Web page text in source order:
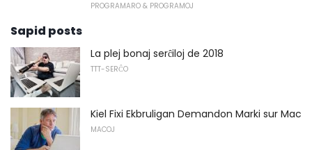
PROGRAMARO & PROGRAMOJ
Sapid posts
La plej bonaj serĉiloj de 2018
TTT-SERĈO
Kiel Fixi Ekbruligan Demandon Marki sur Mac
MACOJ